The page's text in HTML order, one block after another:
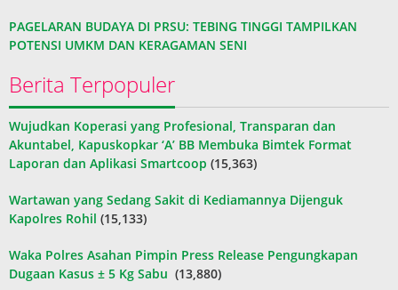
PAGELARAN BUDAYA DI PRSU: TEBING TINGGI TAMPILKAN
POTENSI UMKM DAN KERAGAMAN SENI
Berita Terpopuler
Wujudkan Koperasi yang Profesional, Transparan dan
Akuntabel, Kapuskopkar ‘A’ BB Membuka Bimtek Format
Laporan dan Aplikasi Smartcoop (15,363)
Wartawan yang Sedang Sakit di Kediamannya Dijenguk
Kapolres Rohil (15,133)
Waka Polres Asahan Pimpin Press Release Pengungkapan
Dugaan Kasus ± 5 Kg Sabu (13,880)